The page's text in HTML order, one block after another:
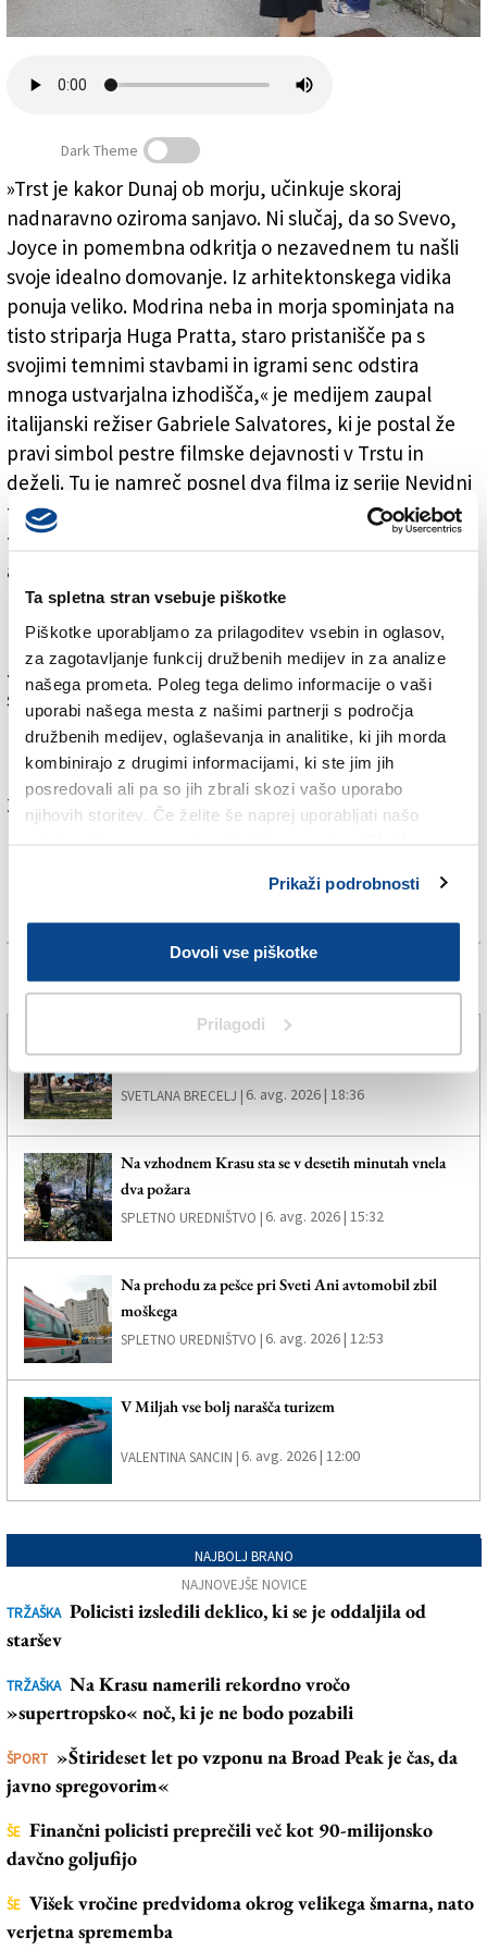
Ta spletna stran vsebuje piškotke
Piškotke uporabljamo za prilagoditev vsebin in oglasov,
za zagotavljanje funkcij družbenih medijev in za analize
našega prometa. Poleg tega delimo informacije o vaši
uporabi našega mesta z našimi partnerji s področja
družbenih medijev, oglaševanja in analitike, ki jih morda
kombinirajo z drugimi informacijami, ki ste jim jih
posredovali ali pa so jih zbrali skozi vašo uporabo
njihovih storitev. Če želite še naprej uporabljati našo
Prikaži podrobnosti
Dovoli vse piškotke
Prilagodi
Založnik
Ko staro pristanišče postane sibirski lager
Dark Theme
»Trst je kakor Dunaj ob morju, učinkuje skoraj
nadnaravno oziroma sanjavo. Ni slučaj, da so Svevo,
Joyce in pomembna odkritja o nezavednem tu našli
svoje idealno domovanje. Iz arhitektonskega vidika
ponuja veliko. Modrina neba in morja spominjata na
tisto striparja Huga Pratta, staro pristanišče pa s
svojimi temnimi stavbami in igrami senc odstira
mnoga ustvarjalna izhodišča,« je medijem zaupal
italijanski režiser Gabriele Salvatores, ki je postal že
pravi simbol pestre filmske dejavnosti v Trstu in
deželi. Tu je namreč posnel dva filma iz serije Nevidni
fant, življenjsko dramo Come dio comanda, v polnem
teku pa je filmanje celovečerca Se ti abbraccio non
aver paura.
Filmi in mesto v zalivu sta postala nerazdružljiv
binom, katerega skrbno promovira tržaška Hiša fima.
Že štiri leta prireja vodene obiske Esterno / Giorno po
snemalnih lokacijah.
Več v jutrišnji (petkovi) tiskani izdaji.
Za branje in pisanje komentarjev je potrebna prijava
Več novic
SVETLANA BRECELJ | 6. avg. 2026 | 18:36
Na vzhodnem Krasu sta se v desetih minutah vnela
dva požara
SPLETNO UREDNIŠTVO | 6. avg. 2026 | 15:32
Na prehodu za pešce pri Sveti Ani avtomobil zbil
moškega
SPLETNO UREDNIŠTVO | 6. avg. 2026 | 12:53
V Miljah vse bolj narašča turizem
VALENTINA SANCIN | 6. avg. 2026 | 12:00
NAJBOLJ BRANO
NAJNOVEJŠE NOVICE
TRŽAŠKA Policisti izsledili deklico, ki se je oddaljila od
staršev
TRŽAŠKA Na Krasu namerili rekordno vročo
»supertropsko« noč, ki je ne bodo pozabili
ŠPORT »Štirideset let po vzponu na Broad Peak je čas, da
javno spregovorim«
ŠE Finančni policisti preprečili več kot 90-milijonsko
davčno goljufijo
ŠE Višek vročine predvidoma okrog velikega šmarna, nato
verjetna sprememba